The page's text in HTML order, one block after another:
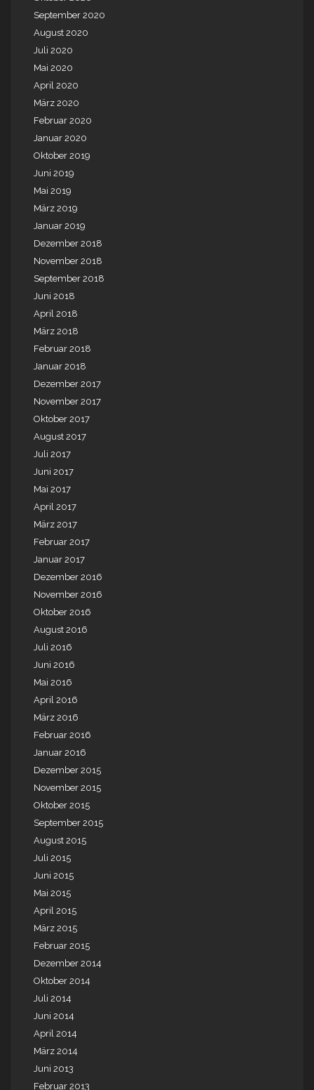
September 2020
August 2020
Juli 2020
Mai 2020
April 2020
März 2020
Februar 2020
Januar 2020
Oktober 2019
Juni 2019
Mai 2019
März 2019
Januar 2019
Dezember 2018
November 2018
September 2018
Juni 2018
April 2018
März 2018
Februar 2018
Januar 2018
Dezember 2017
November 2017
Oktober 2017
August 2017
Juli 2017
Juni 2017
Mai 2017
April 2017
März 2017
Februar 2017
Januar 2017
Dezember 2016
November 2016
Oktober 2016
August 2016
Juli 2016
Juni 2016
Mai 2016
April 2016
März 2016
Februar 2016
Januar 2016
Dezember 2015
November 2015
Oktober 2015
September 2015
August 2015
Juli 2015
Juni 2015
Mai 2015
April 2015
März 2015
Februar 2015
Dezember 2014
Oktober 2014
Juli 2014
Juni 2014
April 2014
März 2014
Juni 2013
Februar 2013